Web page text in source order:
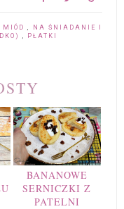
MIÓD
NA ŚNIADANIE I
PŁATKI
BANANOWE
SERNICZKI Z
PATELNI